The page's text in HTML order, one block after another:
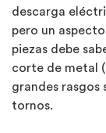
descarga
pero un
piezas debe
corte de metal
grandes rasgos
tornos.